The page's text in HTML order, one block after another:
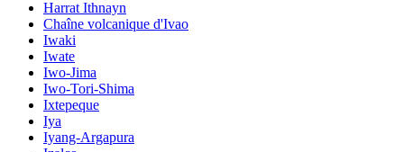
Harrat Ithnayn
Chaîne volcanique d'Ivao
Iwaki
Iwate
Iwo-Jima
Iwo-Tori-Shima
Ixtepeque
Iya
Iyang-Argapura